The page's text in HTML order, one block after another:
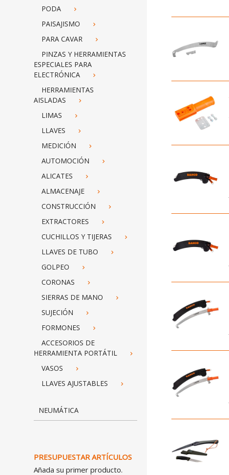
PODA 
PAISAJISMO 
PARA CAVAR 
PINZAS Y HERRAMIENTAS
ESPECIALES PARA
ELECTRÓNICA

HERRAMIENTAS
AISLADAS

LIMAS 
LLAVES 
MEDICIÓN 
AUTOMOCIÓN 
ALICATES 
ALMACENAJE 
CONSTRUCCIÓN 
EXTRACTORES 
CUCHILLOS Y TIJERAS 
LLAVES DE TUBO 
GOLPEO 
CORONAS 
SIERRAS DE MANO 
SUJECIÓN 
FORMONES 
ACCESORIOS DE
HERRAMIENTA PORTÁTIL

VASOS 
LLAVES AJUSTABLES 
NEUMÁTICA
PRESUPUESTAR ARTÍCULOS
Añada su primer producto.